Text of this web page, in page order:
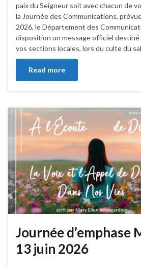
paix du Seigneur soit avec chacun de
la Journée des Communications,
2026, le Département des
disposition un message officiel
vos sections locales, lors du culte du
Read more
Journée d’emphase
13 juin 2026